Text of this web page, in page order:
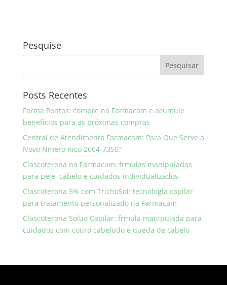
Pesquise
Posts Recentes
Farma Pontos: compre na Farmacam e acumule
benefícios para as próximas compras
Central de Atendimento Farmacam: Para Que Serve o
Novo Nmero nico 2604-7350?
Clascoterona na Farmacam: frmulas manipuladas
para pele, cabelo e cuidados individualizados
Clascoterona 5% com TrichoSol: tecnologia capilar
para tratamento personalizado na Farmacam
Clascoterona Soluo Capilar: frmula manipulada para
cuidados com couro cabeludo e queda de cabelo